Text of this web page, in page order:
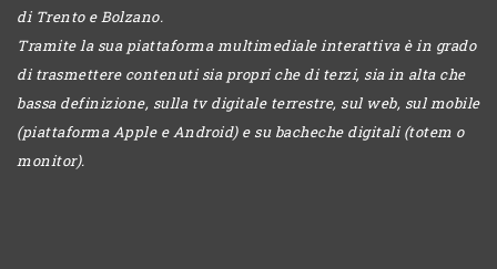
di Trento e Bolzano.
Tramite la sua piattaforma multimediale interattiva è in grado
di trasmettere contenuti sia propri che di terzi, sia in alta che
bassa definizione, sulla tv digitale terrestre, sul web, sul mobile
(piattaforma Apple e Android) e su bacheche digitali (totem o
monitor).